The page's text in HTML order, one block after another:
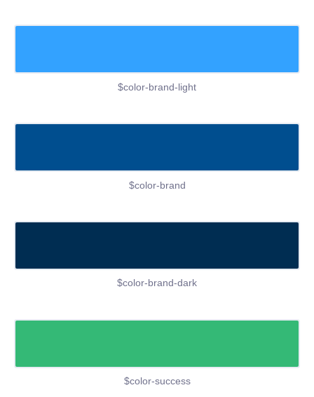
$color-brand-light
$color-brand
$color-brand-dark
$color-success